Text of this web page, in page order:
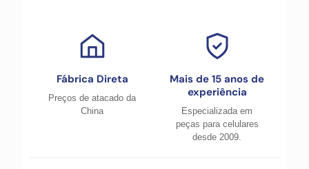
Fábrica Direta
Preços de atacado da
China
Mais de 15 anos de
experiência
Especializada em
peças para celulares
desde 2009.